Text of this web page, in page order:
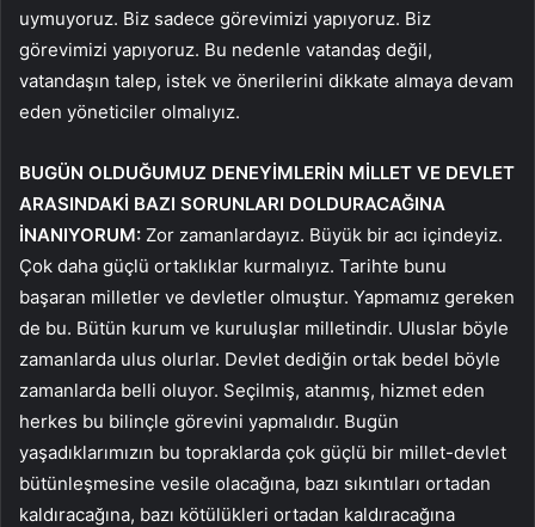
uymuyoruz. Biz sadece görevimizi yapıyoruz. Biz
görevimizi yapıyoruz. Bu nedenle vatandaş değil,
vatandaşın talep, istek ve önerilerini dikkate almaya devam
eden yöneticiler olmalıyız.
BUGÜN OLDUĞUMUZ DENEYİMLERİN MİLLET VE DEVLET
ARASINDAKİ BAZI SORUNLARI DOLDURACAĞINA
İNANIYORUM: Zor zamanlardayız. Büyük bir acı içindeyiz.
Çok daha güçlü ortaklıklar kurmalıyız. Tarihte bunu
başaran milletler ve devletler olmuştur. Yapmamız gereken
de bu. Bütün kurum ve kuruluşlar milletindir. Uluslar böyle
zamanlarda ulus olurlar. Devlet dediğin ortak bedel böyle
zamanlarda belli oluyor. Seçilmiş, atanmış, hizmet eden
herkes bu bilinçle görevini yapmalıdır. Bugün
yaşadıklarımızın bu topraklarda çok güçlü bir millet-devlet
bütünleşmesine vesile olacağına, bazı sıkıntıları ortadan
kaldıracağına, bazı kötülükleri ortadan kaldıracağına